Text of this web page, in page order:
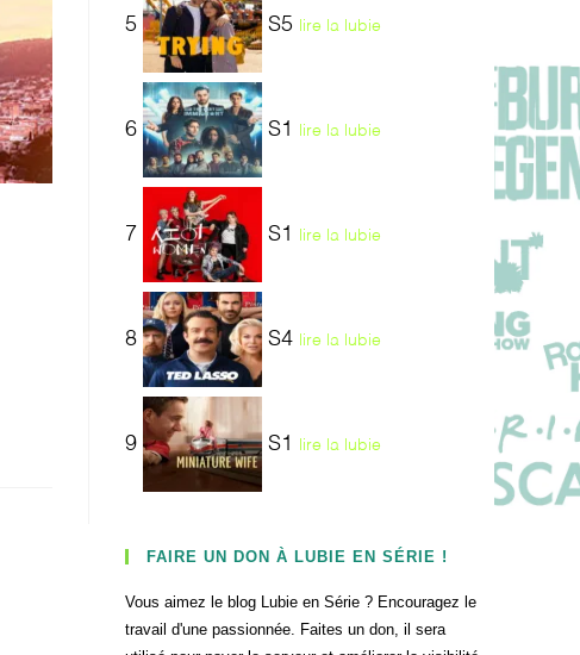
5 S5 lire la lubie
6 S1 lire la lubie
7 S1 lire la lubie
8 S4 lire la lubie
9 S1 lire la lubie
FAIRE UN DON À LUBIE EN SÉRIE !
Vous aimez le blog Lubie en Série ? Encouragez le
travail d'une passionnée. Faites un don, il sera